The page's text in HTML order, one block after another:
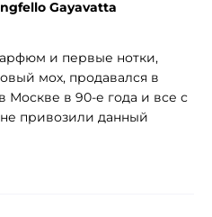
Gayavatta
и первые нотки,
мох, продавался в
Москве в 90-е года и все с
привозили данный